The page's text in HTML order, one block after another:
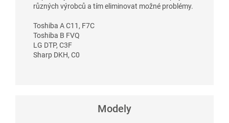
různých výrobců a tím eliminovat možné problémy.
Toshiba A C11, F7C
Toshiba B FVQ
LG DTP, C3F
Sharp DKH, C0
Modely